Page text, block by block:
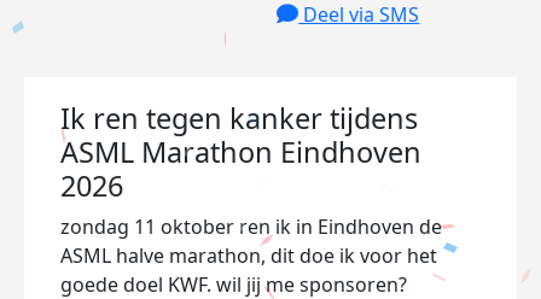
Deel via SMS
Ik ren tegen kanker tijdens
ASML Marathon Eindhoven
2026
zondag 11 oktober ren ik in Eindhoven de
ASML halve marathon, dit doe ik voor het
goede doel KWF. wil jij me sponsoren?